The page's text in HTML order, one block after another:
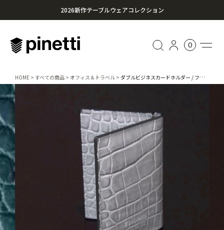
2026新作テーブルウェアコレクション
¥20,000円以上のお買い上げで送料無料
0
HOME すべての商品 オフィス＆トラベル ダブルビジネスカードホルダー / フロリダ 457-087